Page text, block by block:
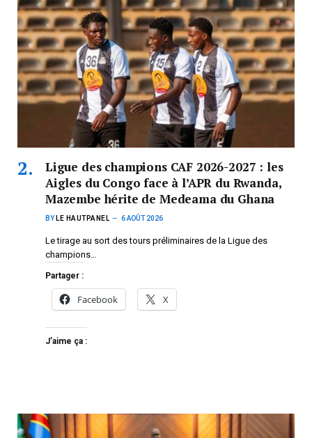
Ligue des champions CAF 2026-2027 : les
Aigles du Congo face à l’APR du Rwanda,
Mazembe hérite de Medeama du Ghana
BY LE HAUTPANEL 6 AOÛT 2026
Le tirage au sort des tours préliminaires de la Ligue des
champions…
Partager :
Facebook X
J’aime ça :